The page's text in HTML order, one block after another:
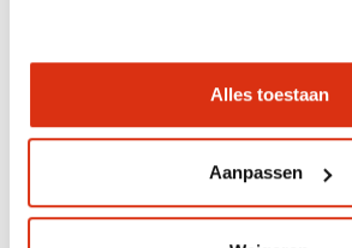
Alles toestaan
Aanpassen
Geneesmiddelen en somatiek
Psychopathologie